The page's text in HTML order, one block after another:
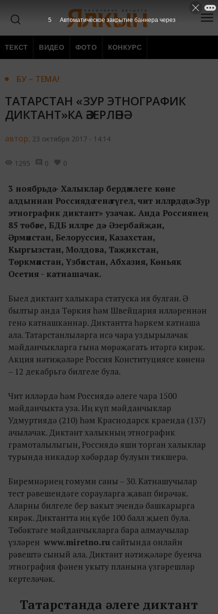
ТЕКСТ ВИДЕО ФОТО КОНКУРС
БУ – ТЕМА!
ТАТАРСТАН «ЗУР ЭТНОГРАФИК
ДИКТАНТ»КА ӘЗЕРЛӘНӘ
автор, 23 октября 2017 - 14:14
1295 0 0
3 ноябрьдә – Халыклар бердәмлеге көне
алдыннан Россиядә генә түгел, чит илләрдә дә «Зур
этнографик диктант» узачак. Анда Россиянең
85 төбәге, БДБ илләре дә - Әзербайҗан,
Әрмәнстан, Белоруссия, Казахстан,
Кыргызстан, Молдова, Таҗикстан,
Төркмәнстан, Үзбәкстан, Абхазия, Көньяк
Осетия - катнашачак.
Быел диктант халыкара статуска ия булган. Ә
былтыр анда Төркия һәм Швейцария илләреннән
генә катнашканнар. Диктантта һәркем катнаша
ала. Татарстанлыларга исә чара уздырылачак
мәйданчыкларга гына мөрәҗәгать итәргә кирәк.
Акция нәтиҗәләре Россия Конституциясе көненә
– 12 декабрьгә билгеле була.
Чит илләрдә һәм Россиядә әлеге чара 1500
мәйданчыкта уза. Иң күп мәйданчыклар
Удмуртиядә (210) һәм Краснодарск краенда (137)
ачылачак. Диктант халыкның этнографик
грамоталылыгын, Россиядә яши торган халыклар
турында никадәр хәбәрдар булуын тикшерә.
Биремнәрнең гомуми саны – 30. Катнашучылар
тест рәвешендәге сорауларга җавап бирәчәк.
Аларны билгеле бер вакыт эчендә башкарырга
кирәк. Диктантта иң күбе 100 балл җыеп була.
Төбәктәге мәйданчыкларга бара алмаучылар
үзләрен www.miretno.ru сайтында онлайн
рәвештә сыный ала. Диктант нәтиҗәләре буенча
этнография фәнен укыту планына үзгәрешләр
кертеләчәк.
Татарстанда әлеге диктант
4 Автоматическое закрытие баннера через